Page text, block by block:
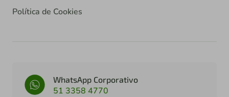
Política de Cookies
WhatsApp Corporativo
51 3358 4770